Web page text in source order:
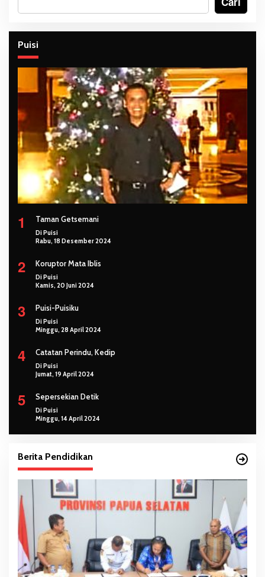
Puisi
1 Taman Getsemani
Di Puisi
Rabu, 18 Desember 2024
2 Koruptor Mata Iblis
Di Puisi
Kamis, 20 Juni 2024
3 Puisi-Puisiku
Di Puisi
Minggu, 28 April 2024
4 Catatan Perindu, Kedip
Di Puisi
Jumat, 19 April 2024
5 Sepersekian Detik
Di Puisi
Minggu, 14 April 2024
Berita Pendidikan